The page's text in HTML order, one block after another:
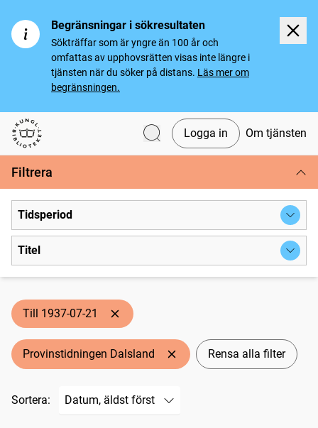
Begränsningar i sökresultaten
Sökträffar som är yngre än 100 år och
omfattas av upphovsrätten visas inte längre i
tjänsten när du söker på distans. Läs mer om
begränsningen.
Svenska tidningar
Logga in Om tjänsten
Filtrera
Tidsperiod
Titel
Till 1937-07-21
Provinstidningen Dalsland Rensa alla filter
Sortera: